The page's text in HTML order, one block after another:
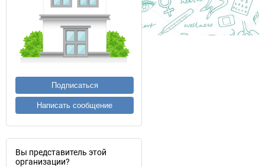
Подписаться
Написать сообщение
Вы представитель этой
организации?